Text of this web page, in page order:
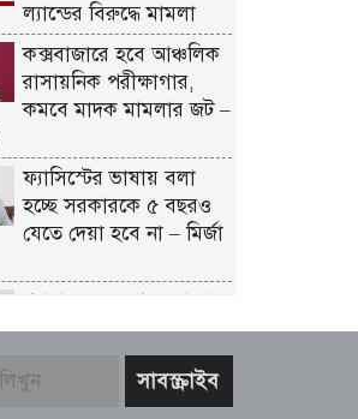
ল্যান্ডের বিরুদ্ধে মামলা
কক্সবাজারে হবে আঞ্চলিক
রাসায়নিক পরীক্ষাগার,
কমবে মাদক মামলার জট –
ফ্যাসিস্টের ভাষায় বলা
হচ্ছে সরকারকে ৫ বছরও
যেতে দেয়া হবে না – মির্জা
গণমাধ্যমের ওপর কোনো
গোয়েন্দা চাপ নেই; দাবি
বিএনপির নারী এমপিকে